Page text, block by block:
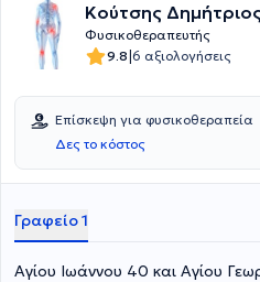
Κούτσης Δημήτριος
Φυσικοθεραπευτής
9.8|6 αξιολογήσεις
Επίσκεψη για φυσικοθεραπεία
Δες το κόστος
Γραφείο 1
Αγίου Ιωάννου 40 και Αγίου